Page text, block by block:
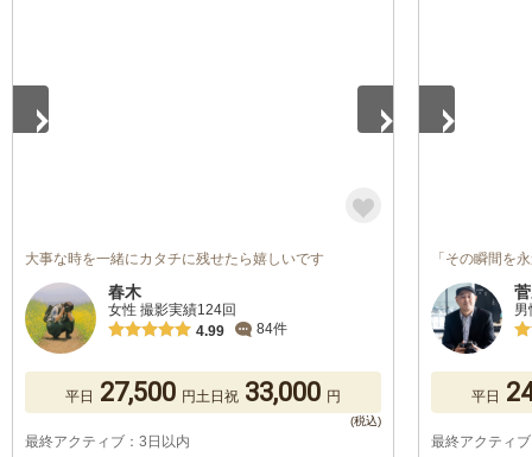
大事な時を一緒にカタチに残せたら嬉しいです
春木
女性 撮影実績124回
4.99
84件
平日 27,500 円土日祝 33,000 円
最終アクティブ：3日以内
「その瞬間を
平日
最終アクティ